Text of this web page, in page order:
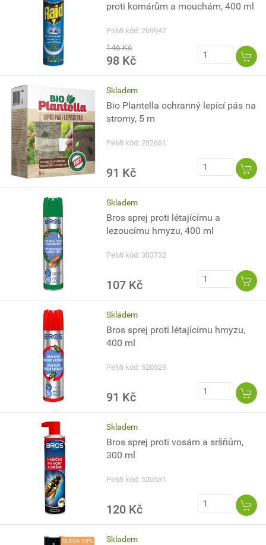
proti komárům a mouchám, 400 ml
PeMi kód: 269947
146 Kč
98 Kč
Skladem
Bio Plantella ochranný lepící pás na
stromy, 5 m
PeMi kód: 282681
91 Kč
Skladem
Bros sprej proti létajícímu a
lezoucímu hmyzu, 400 ml
PeMi kód: 303732
107 Kč
Skladem
Bros sprej proti létajícímu hmyzu,
400 ml
PeMi kód: 520529
91 Kč
Skladem
Bros sprej proti vosám a sršňům,
300 ml
PeMi kód: 520531
120 Kč
SLEVA 15% Skladem